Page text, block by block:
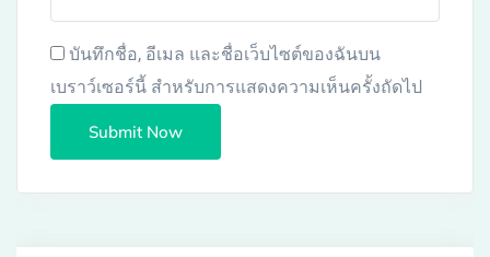
บันทึกชื่อ, อีเมล และชื่อเว็บไซต์ของฉันบน
เบราว์เซอร์นี้ สำหรับการแสดงความเห็นครั้งถัดไป